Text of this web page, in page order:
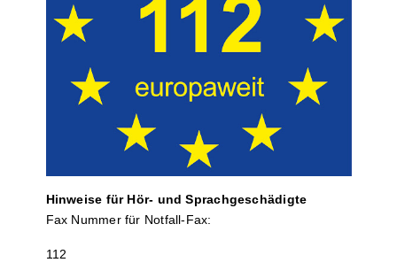
Hinweise für Hör- und Sprach­ge­schä­digte
Fax Nummer für Notfall-Fax:
112